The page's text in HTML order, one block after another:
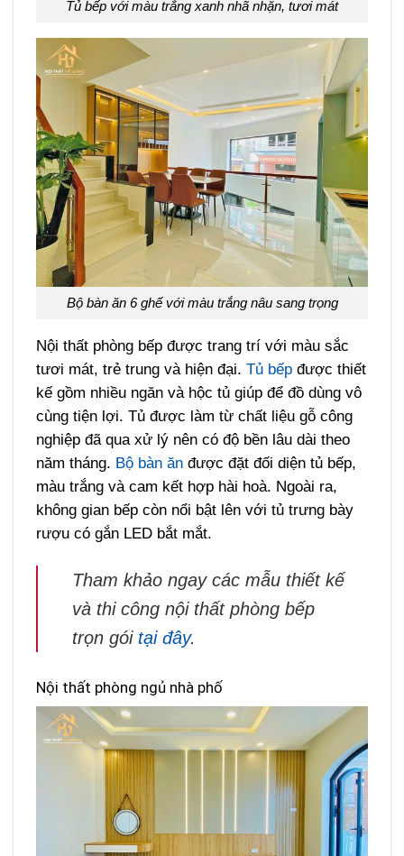
Tủ bếp với màu trắng xanh nhã nhặn, tươi mát
Bộ bàn ăn 6 ghế với màu trắng nâu sang trọng
Nội thất phòng bếp được trang trí với màu sắc
tươi mát, trẻ trung và hiện đại.Tủ bếp được thiết
kế gồm nhiều ngăn và hộc tủ giúp để đồ dùng vô
cùng tiện lợi. Tủ được làm từ chất liệu gỗ công
nghiệp đã qua xử lý nên có độ bền lâu dài theo
năm tháng. Bộ bàn ăn được đặt đối diện tủ bếp,
màu trắng và cam kết hợp hài hoà. Ngoài ra,
không gian bếp còn nổi bật lên với tủ trưng bày
rượu có gắn LED bắt mắt.
Tham khảo ngay các mẫu thiết kế
và thi công nội thất phòng bếp
trọn gói tại đây.
Nội thất phòng ngủ nhà phố